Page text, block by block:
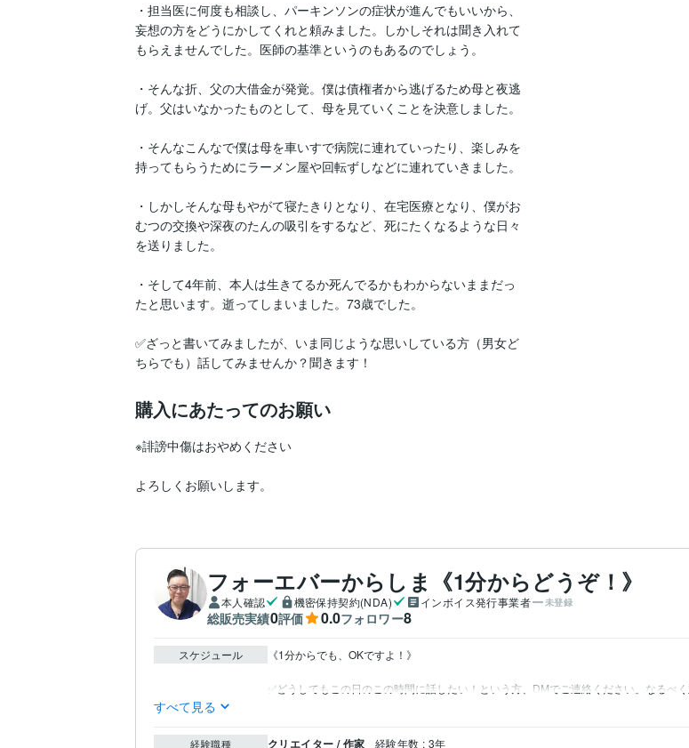
・担当医に何度も相談し、パーキンソンの症状が進んでもいいから、
妄想の方をどうにかしてくれと頼みました。しかしそれは聞き入れて
もらえませんでした。医師の基準というのもあるのでしょう。
・そんな折、父の大借金が発覚。僕は債権者から逃げるため母と夜逃
げ。父はいなかったものとして、母を見ていくことを決意しました。
・そんなこんなで僕は母を車いすで病院に連れていったり、楽しみを
持ってもらうためにラーメン屋や回転ずしなどに連れていきました。
・しかしそんな母もやがて寝たきりとなり、在宅医療となり、僕がお
むつの交換や深夜のたんの吸引をするなど、死にたくなるような日々
を送りました。
・そして4年前、本人は生きてるか死んでるかもわからないままだっ
たと思います。逝ってしまいました。73歳でした。
✅ざっと書いてみましたが、いま同じような思いしている方（男女ど
購入にあたってのお願い
※誹謗中傷はおやめください
よろしくお願いします。
フォーエバーからしま《1分からどうぞ！》
本人確認 機密保持契約(NDA) インボイス発行事業者 未登録
総販売実績0評価 0.0フォロワー8
スケジュール 《1分からでも、OKですよ！》
すべて見る
経験職種 クリエイター / 作家 経験年数 : 3年